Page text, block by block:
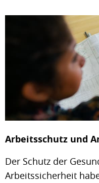
Arbeitsschutz und
Der Schutz der
Arbeitssicherheit